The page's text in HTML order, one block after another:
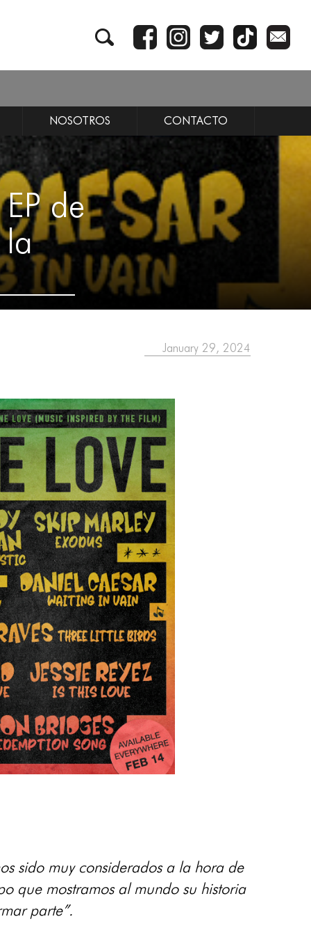
NOSOTROS CONTACTO
de
la
January 29, 2024
sido muy considerados a la hora de
que mostramos al mundo su historia
parte”.